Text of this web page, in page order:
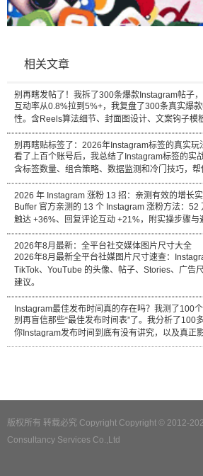
相关文章
别再瞎发帖了！我拆了300条爆款Instagram帖子
互动率从0.8%拉到5%+，我复盘了300条真实爆
性。含Reels算法细节、封面图设计、文案钩子模
别再瞎贴标签了：2026年Instagram标签的真实玩
看了上百个账号后，我总结了Instagram标签的实
含标签数量、组合策略、数据监测和冷门技巧，帮
2026 年 Instagram 涨粉 13 招：亲测有效的增长
Buffer 官方亲测的 13 个 Instagram 涨粉方法：
触达 +36%、回复评论互动 +21%，附实操步骤与
2026年8月最新：全平台社交媒体图片尺寸大全
2026年8月最新全平台社媒图片尺寸速查：
TikTok、YouTube 的头像、帖子、Stories、广告
建议。
Instagram最佳发布时间真的存在吗？我测了100
别再盲信那些“最佳发布时间表”了。我分析了100
你Instagram发布时间到底有没有讲究，以及真正
版权所有 转载必究 Copyright Copyright © 2012-
Consultancy Services Co.,Ltd